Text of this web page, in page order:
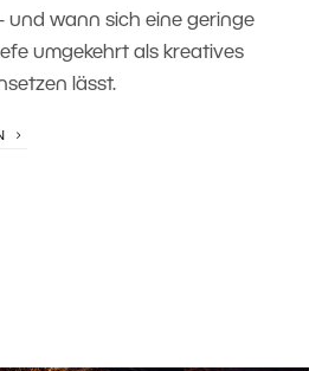
und wann sich eine geringe
umgekehrt als kreatives
lässt.